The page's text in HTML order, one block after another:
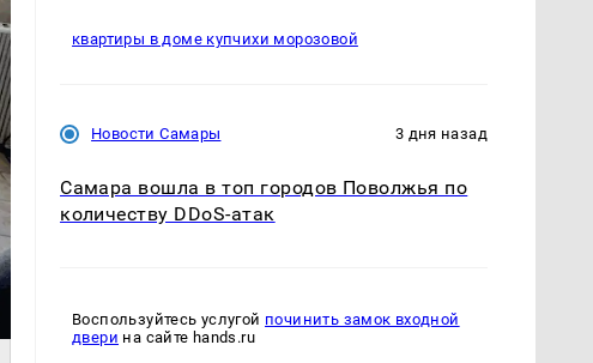
квартиры в доме купчихи морозовой
Новости Самары 3 дня назад
Самара вошла в топ городов Поволжья по
количеству DDoS-атак
Воспользуйтесь услугой починить замок входной
двери на сайте hands.ru